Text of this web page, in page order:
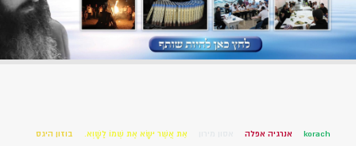
korach אנרגיה אפלה אֵת אֲשֶׁר יִשָּׂא אֶת שְׁמוֹ לַשָּׁוְא. בוזון היגס